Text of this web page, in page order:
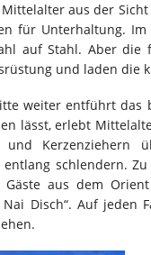
aus der
für Unterhaltung.
auf Stahl. Aber die
und laden die
weiter entführt das
lässt, erlebt
und Kerzenziehern
entlang schlendern.
aus dem
Nai Disch“. Auf jeden